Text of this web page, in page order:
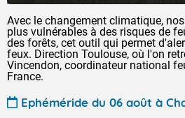
Avec le changement climatique,
plus vulnérables à des risques de
des forêts, cet outil qui permet
feux. Direction Toulouse, où l'on
Vincendon, coordinateur national
France.
Ephéméride du 06 août à